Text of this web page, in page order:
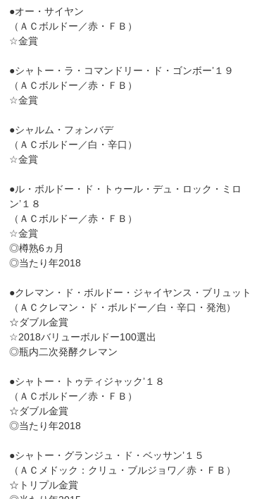
●オー・サイヤン
（ＡＣボルドー／赤・ＦＢ）
☆金賞
●シャトー・ラ・コマンドリー・ド・ゴンボー’１９
（ＡＣボルドー／赤・ＦＢ）
☆金賞
●シャルム・フォンバデ
（ＡＣボルドー／白・辛口）
☆金賞
●ル・ボルドー・ド・トゥール・デュ・ロック・ミロ
ン’１８
（ＡＣボルドー／赤・ＦＢ）
☆金賞
◎樽熟6ヵ月
◎当たり年2018
●クレマン・ド・ボルドー・ジャイヤンス・ブリュット
（ＡＣクレマン・ド・ボルドー／白・辛口・発泡）
☆ダブル金賞
☆2018バリューボルドー100選出
◎瓶内二次発酵クレマン
●シャトー・トゥティジャック’１８
（ＡＣボルドー／赤・ＦＢ）
☆ダブル金賞
◎当たり年2018
●シャトー・グランジュ・ド・ベッサン’１５
（ＡＣメドック：クリュ・ブルジョワ／赤・ＦＢ）
☆トリプル金賞